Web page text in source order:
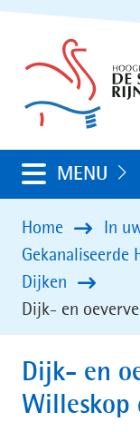
MENU
Home
In
Gekanaliseerde
Dijken
Dijk- en
Dijk- en
Willeskop